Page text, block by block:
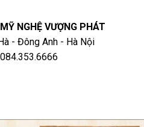
NGHỆ VƯỢNG PHÁT
- Đông Anh - Hà Nội